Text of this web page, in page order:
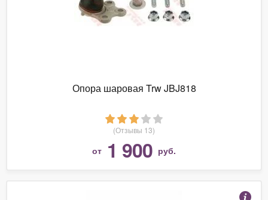
Опора шаровая Trw JBJ818
(Отзывы 13)
от 1 900 руб.